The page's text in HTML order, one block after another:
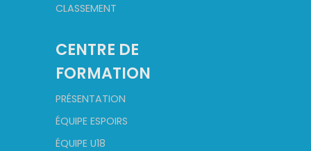
CLASSEMENT
CENTRE DE
FORMATION
PRÉSENTATION
ÉQUIPE ESPOIRS
ÉQUIPE U18